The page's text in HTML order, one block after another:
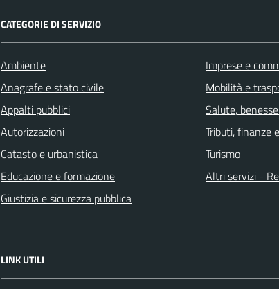
CATEGORIE DI SERVIZIO
Ambiente
Anagrafe e stato civile
Appalti pubblici
Autorizzazioni
Catasto e urbanistica
Educazione e formazione
Giustizia e sicurezza pubblica
Imprese e
Mobilità e
Salute,
Tributi, finanze
Turismo
Altri servizi -
LINK UTILI